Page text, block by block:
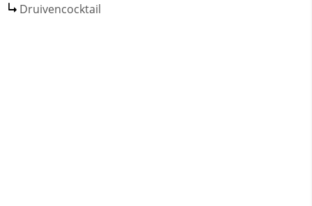
Druivencocktail